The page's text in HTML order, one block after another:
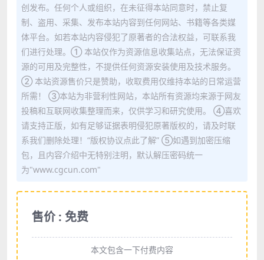
创发布。任何个人或组织，在未征得本站同意时，禁止复
制、盗用、采集、发布本站内容到任何网站、书籍等各类媒
体平台。如若本站内容侵犯了原著者的合法权益，可联系我
们进行处理。① 本站仅作为资源信息收集站点，无法保证资
源的可用及完整性，不提供任何资源安装使用及技术服务。
② 本站资源售价只是赞助，收取费用仅维持本站的日常运营
所需！ ③本站为非营利性网站，本站所有资源均来源于网友
投稿和互联网收集整理而来，仅供学习和研究使用。 ④喜欢
请支持正版，如有足够证据表明侵犯原著版权的，请及时联
系我们删除处理！“版权协议点此了解” ⑤如遇到加密压缩
包，且内容介绍中无特别注明，默认解压密码统一
为"www.cgcun.com"
售价 : 免费
本文包含一下付费内容